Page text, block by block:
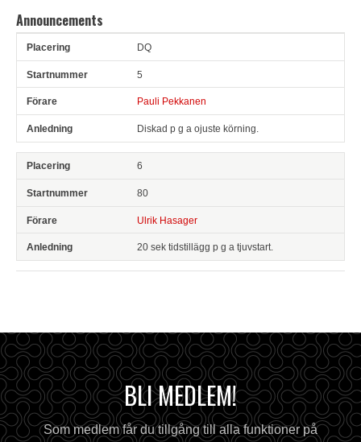
Announcements
Pl Snr Anledning
DQ
5
Pauli Pekkanen
Diskad p g a ojuste körning.
6
80
Ulrik Hasager
20 sek tidstillägg p g a tjuvstart.
BLI MEDLEM!
Som medlem får du tillgång till alla funktioner på